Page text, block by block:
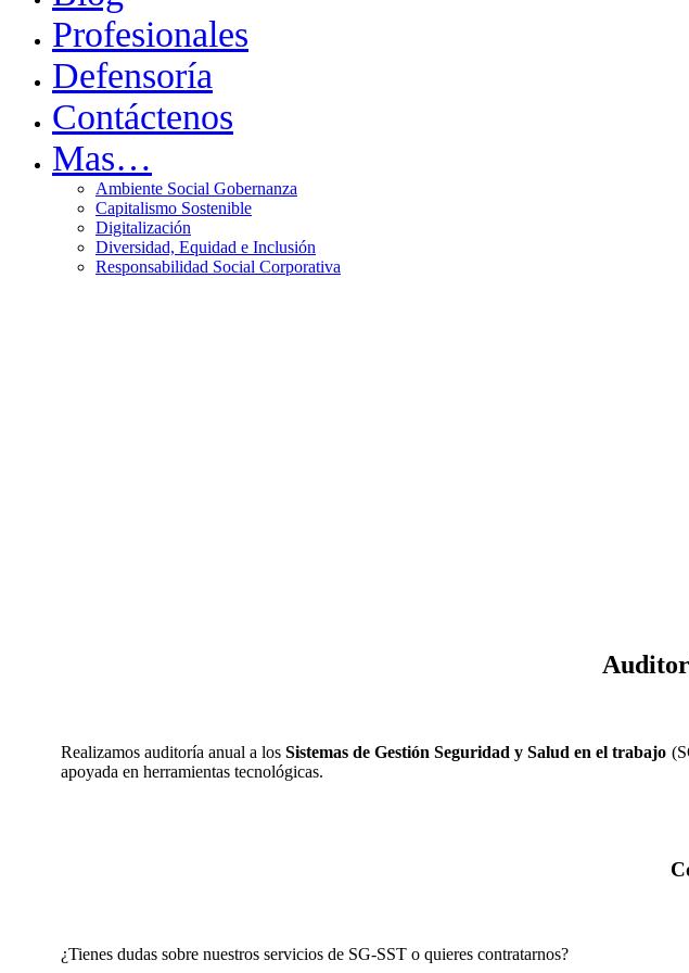
Profesionales
Defensoría
Contáctenos
Mas…
Ambiente Social Gobernanza
Capitalismo Sostenible
Digitalización
Diversidad, Equidad e Inclusión
Responsabilidad Social Corporativa
Realizamos auditoría anual a losSistemas de Gestión Seguridad y Salud en el trabajo
apoyada en herramientas tecnológicas.
¿Tienes dudas sobre nuestros servicios de SG-SST o quieres contratarnos?